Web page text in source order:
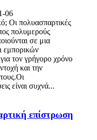
06
Οι πολυασπαρτικές
πολυμερούς
σε μια
εμπορικών
τον γρήγορο χρόνο
και την
είναι συχνά...
επίστρωση